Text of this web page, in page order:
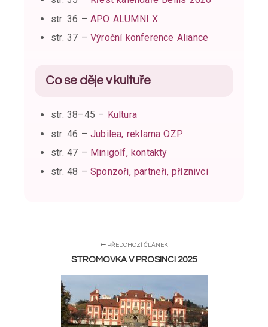
str. 36 – APO ALUMNI X
str. 37 – Výroční konference Aliance
Co se děje v kultuře
str. 38–45 – Kultura
str. 46 – Jubilea, reklama OZP
str. 47 – Minigolf, kontakty
str. 48 – Sponzoři, partneři, příznivci
PŘEDCHOZÍ ČLÁNEK
STROMOVKA V PROSINCI 2025